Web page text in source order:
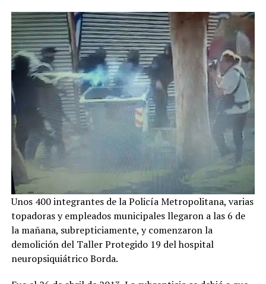
Unos 400 integrantes de la Policía Metropolitana, varias
topadoras y empleados municipales llegaron a las 6 de
la mañana, subrepticiamente, y comenzaron la
demolición del Taller Protegido 19 del hospital
neuropsiquiátrico Borda.